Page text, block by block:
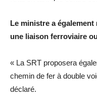
Le ministre a
une liaison ferroviaire
« La SRT proposera
chemin de fer à double
déclaré.